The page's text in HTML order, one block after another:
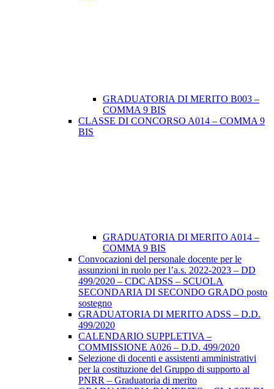
GRADUATORIA DI MERITO B003 –
COMMA 9 BIS
CLASSE DI CONCORSO A014 – COMMA 9
BIS
GRADUATORIA DI MERITO A014 –
COMMA 9 BIS
Convocazioni del personale docente per le
assunzioni in ruolo per l’a.s. 2022-2023 – DD
499/2020 – CDC ADSS – SCUOLA
SECONDARIA DI SECONDO GRADO posto
sostegno
GRADUATORIA DI MERITO ADSS – D.D.
499/2020
CALENDARIO SUPPLETIVA –
COMMISSIONE A026 – D.D. 499/2020
Selezione di docenti e assistenti amministrativi
per la costituzione del Gruppo di supporto al
PNRR – Graduatoria di merito